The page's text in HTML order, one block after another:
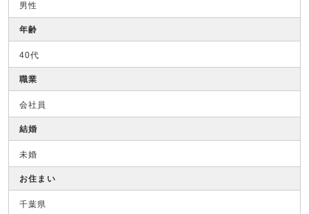
男性
年齢
40代
職業
会社員
結婚
未婚
お住まい
千葉県